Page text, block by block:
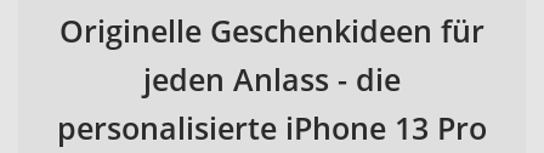
Originelle Geschenkideen für
jeden Anlass - die
personalisierte iPhone 13 Pro